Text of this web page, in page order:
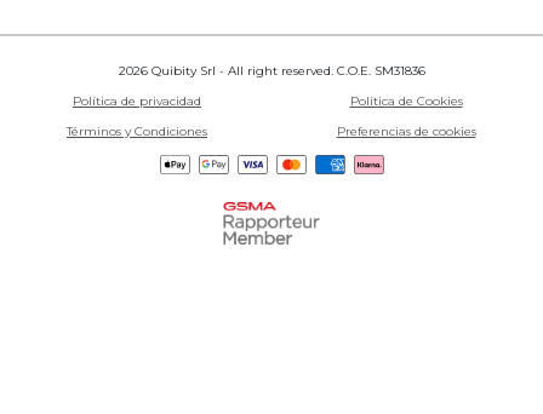
2026 Quibity Srl - All right reserved. C.O.E. SM31836
Política de privacidad
Política de Cookies
Términos y Condiciones
Preferencias de cookies